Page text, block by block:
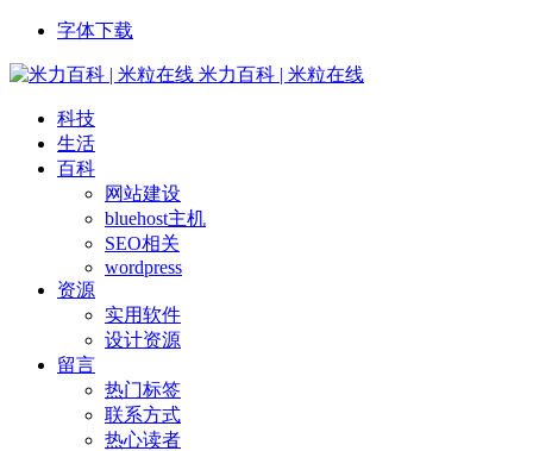
字体下载
米力百科 | 米粒在线
科技
生活
百科
网站建设
bluehost主机
SEO相关
wordpress
资源
实用软件
设计资源
留言
热门标签
联系方式
热心读者